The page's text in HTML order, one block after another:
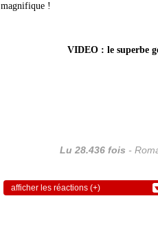
magnifique !
VIDEO : le superbe
Lu 28.436 fois -
afficher les réactions (+)